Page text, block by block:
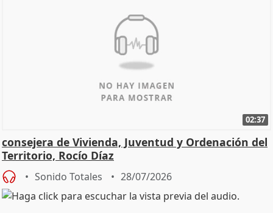
02:37
consejera de Vivienda, Juventud y Ordenación del
Territorio, Rocío Díaz
Sonido Totales 28/07/2026